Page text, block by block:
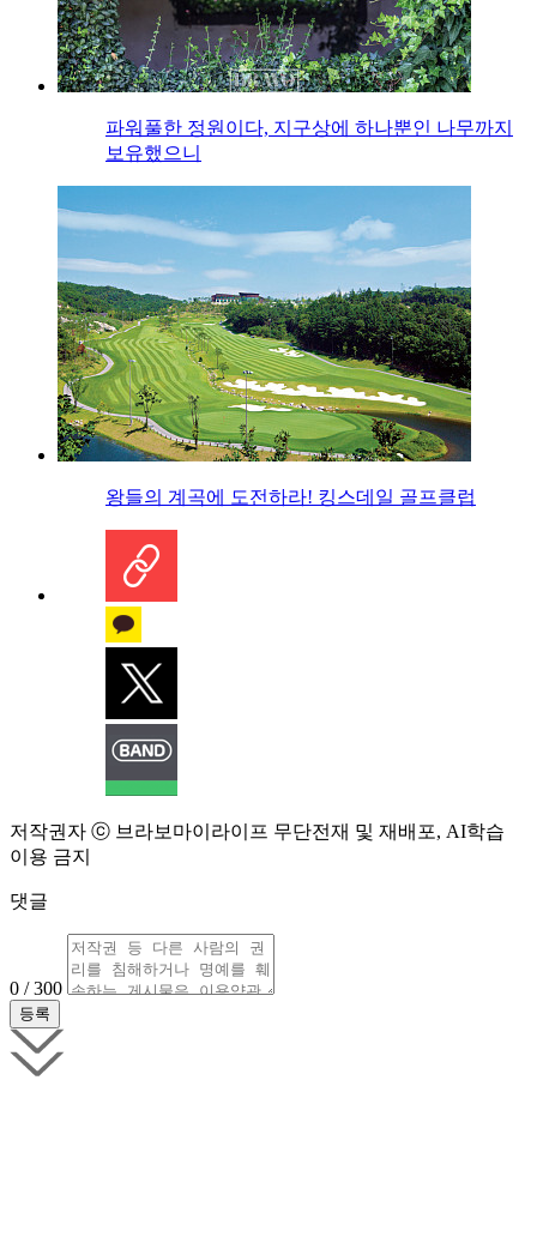
파워풀한 정원이다, 지구상에 하나뿐인 나무까지
보유했으니
왕들의 계곡에 도전하라! 킹스데일 골프클럽
저작권자 ⓒ 브라보마이라이프 무단전재 및 재배포, AI학습
이용 금지
댓글
0 / 300